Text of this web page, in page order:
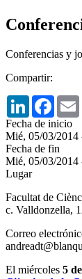
Conferencias y
Compartir:
LinkedIn
Fecha de inicio
Mié, 05/03/2014
Fecha de fin
Mié, 05/03/2014
Lugar
Facultat de
c. Valldonzella,
Correo
El miércoles 5